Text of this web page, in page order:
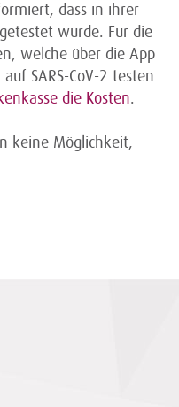
dass in ihrer
wurde. Für die
welche über die App
SARS-CoV-2 testen
die Kosten.
keine Möglichkeit,